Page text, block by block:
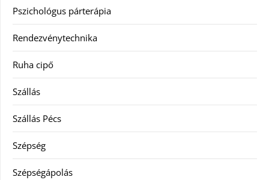
Pszichológus párterápia
Rendezvénytechnika
Ruha cipő
Szállás
Szállás Pécs
Szépség
Szépségápolás